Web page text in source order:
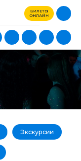
БИЛЕТЫ
ОНЛАЙН
Экскурсии